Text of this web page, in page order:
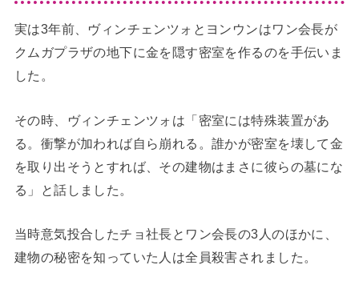
実は3年前、ヴィンチェンツォとヨンウンはワン会長が
クムガプラザの地下に金を隠す密室を作るのを手伝いま
した。
その時、ヴィンチェンツォは「密室には特殊装置があ
る。衝撃が加われば自ら崩れる。誰かが密室を壊して金
を取り出そうとすれば、その建物はまさに彼らの墓にな
る」と話しました。
当時意気投合したチョ社長とワン会長の3人のほかに、
建物の秘密を知っていた人は全員殺害されました。